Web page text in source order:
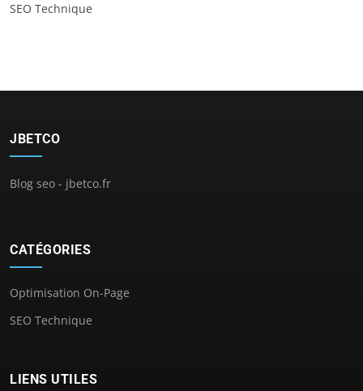
SEO Technique
JBETCO
Blog seo - jbetco.fr
CATÉGORIES
Optimisation On-Page
SEO Technique
LIENS UTILES